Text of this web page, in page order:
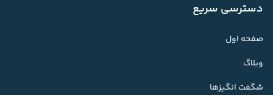
دسترسی سریع
صفحه اول
وبلاگ
شگفت انگیزها